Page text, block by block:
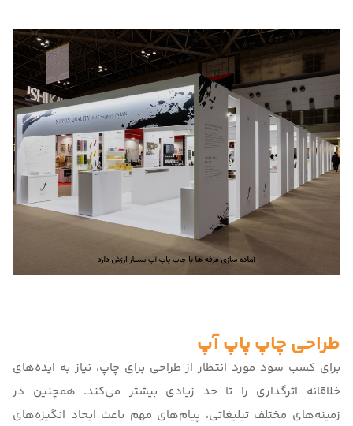
طراحی چاپ پاپ آپ
برای کسب سود مورد انتظار از طراحی برای چاپ، نیاز به ایده‌های
خلاقانه اثرگذاری را تا حد زیادی بیشتر می‌کند. همچنین در
زمینه‌های مختلف تبلیغاتی، پیام‌های مهم باعث ایجاد انگیزه‌های